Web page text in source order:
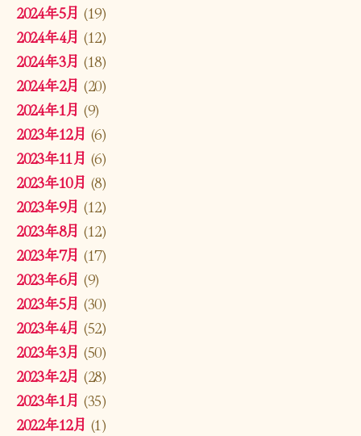
2024年5月 (19)
2024年4月 (12)
2024年3月 (18)
2024年2月 (20)
2024年1月 (9)
2023年12月 (6)
2023年11月 (6)
2023年10月 (8)
2023年9月 (12)
2023年8月 (12)
2023年7月 (17)
2023年6月 (9)
2023年5月 (30)
2023年4月 (52)
2023年3月 (50)
2023年2月 (28)
2023年1月 (35)
2022年12月 (1)